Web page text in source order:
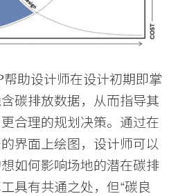
帮助设计师在设计初期即掌
碳排放数据，从而指导其
合理的规划决策。通过在
界面上绘图，设计师可以
如何影响场地的潜在碳排
具有共通之处，但“碳良